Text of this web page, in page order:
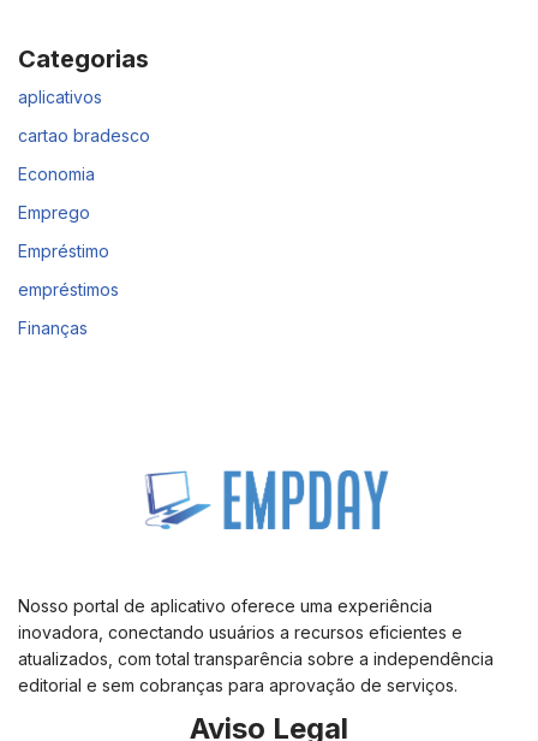
Categorias
aplicativos
cartao bradesco
Economia
Emprego
Empréstimo
empréstimos
Finanças
Nosso portal de aplicativo oferece uma experiência
inovadora, conectando usuários a recursos eficientes e
atualizados, com total transparência sobre a independência
editorial e sem cobranças para aprovação de serviços.
Aviso Legal